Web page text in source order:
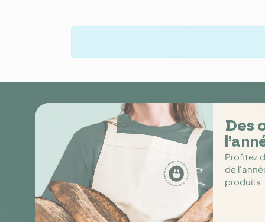
Des
Profitez
de
produits